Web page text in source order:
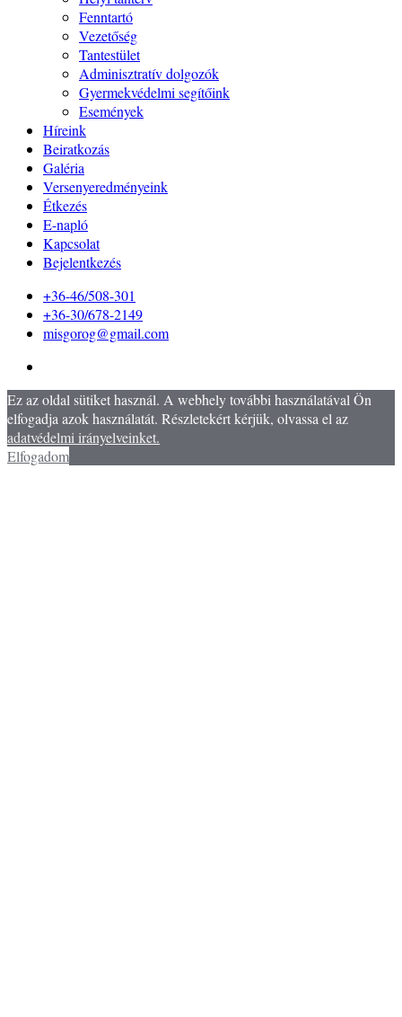
Fenntartó
Vezetőség
Tantestület
Adminisztratív dolgozók
Gyermekvédelmi segítőink
Események
Híreink
Beiratkozás
Galéria
Versenyeredményeink
Étkezés
E-napló
Kapcsolat
Bejelentkezés
+36-46/508-301
+36-30/678-2149
misgorog@gmail.com
Ez az oldal sütiket használ. A webhely további használatával Ön
elfogadja azok használatát. Részletekért kérjük, olvassa el az
adatvédelmi irányelveinket.
Elfogadom